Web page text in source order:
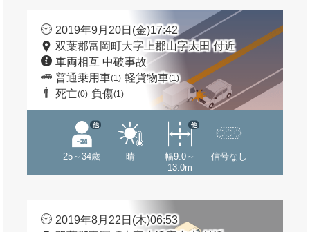
2019年9月20日(金)17:42
双葉郡富岡町大字上郡山字太田 付近
車両相互 中破事故
普通乗用車(1) 軽貨物車(1)
死亡(0) 負傷(1)
25～34歳
他
晴
幅9.0～
13.0m
他
信号なし
2019年8月22日(木)06:53